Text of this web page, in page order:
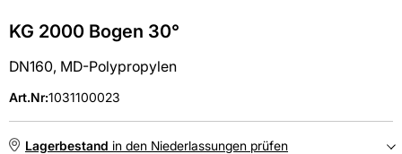
KG 2000 Bogen 30°
DN160, MD-Polypropylen
Art.Nr:1031100023
Lagerbestand in den Niederlassungen prüfen